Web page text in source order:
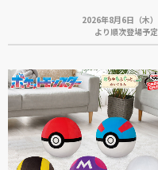
2026年8月6日（木）
より順次登場予定